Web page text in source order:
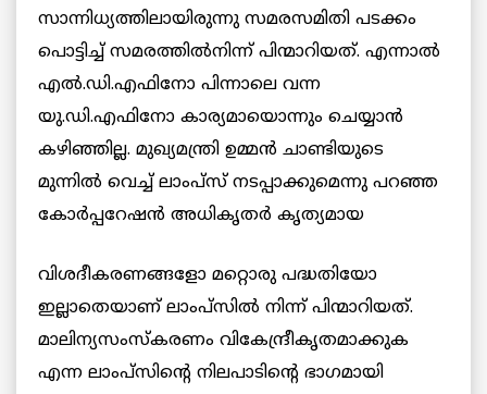
സാന്നിധ്യത്തിലായിരുന്നു സമരസമിതി പടക്കം
പൊട്ടിച്ച് സമരത്തില്‍നിന്ന് പിന്മാറിയത്. എന്നാല്‍
എല്‍.ഡി.എഫിനോ പിന്നാലെ വന്ന
യു.ഡി.എഫിനോ കാര്യമായൊന്നും ചെയ്യാന്‍
കഴിഞ്ഞില്ല. മുഖ്യമന്ത്രി ഉമ്മന്‍ ചാണ്ടിയുടെ
മുന്നില്‍ വെച്ച് ലാംപ്സ് നടപ്പാക്കുമെന്നു പറഞ്ഞ
കോര്‍പ്പറേഷന്‍ അധികൃതര്‍ കൃത്യമായ
വിശദീകരണങ്ങളോ മറ്റൊരു പദ്ധതിയോ
ഇല്ലാതെയാണ് ലാംപ്സില്‍ നിന്ന് പിന്മാറിയത്.
മാലിന്യസംസ്കരണം വികേന്ദ്രീകൃതമാക്കുക
എന്ന ലാംപ്സിന്റെ നിലപാടിന്റെ ഭാഗമായി